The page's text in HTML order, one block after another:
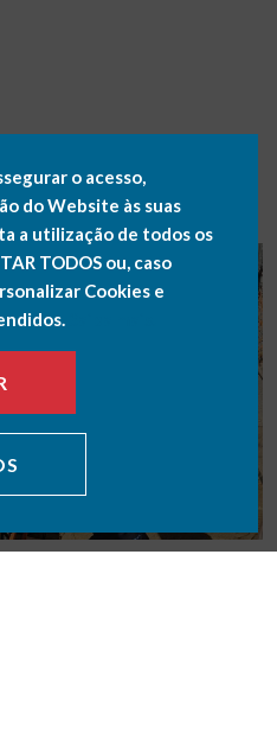
o acesso,
do Website às suas
a utilização de todos os
TODOS ou, caso
Cookies e